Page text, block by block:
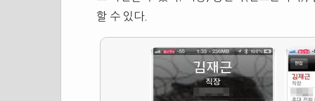
할 수 있다.